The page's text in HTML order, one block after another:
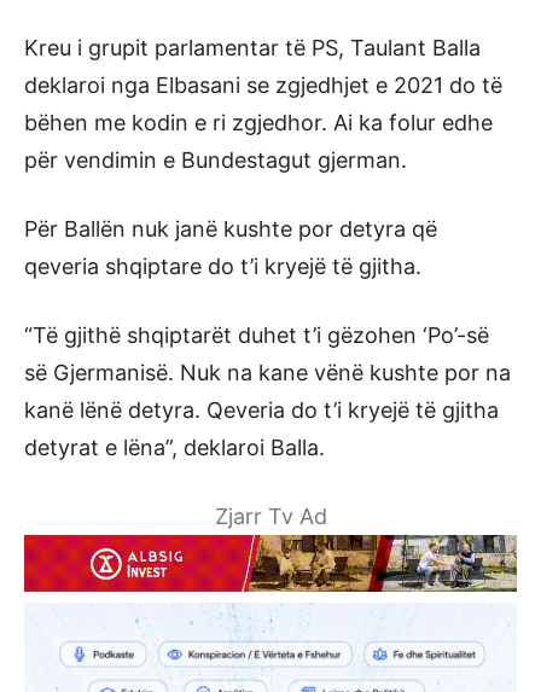
Kreu i grupit parlamentar të PS, Taulant Balla
deklaroi nga Elbasani se zgjedhjet e 2021 do të
bëhen me kodin e ri zgjedhor. Ai ka folur edhe
për vendimin e Bundestagut gjerman.
Për Ballën nuk janë kushte por detyra që
qeveria shqiptare do t’i kryejë të gjitha.
“Të gjithë shqiptarët duhet t’i gëzohen ‘Po’-së
së Gjermanisë. Nuk na kane vënë kushte por na
kanë lënë detyra. Qeveria do t’i kryejë të gjitha
detyrat e lëna”, deklaroi Balla.
Zjarr Tv Ad